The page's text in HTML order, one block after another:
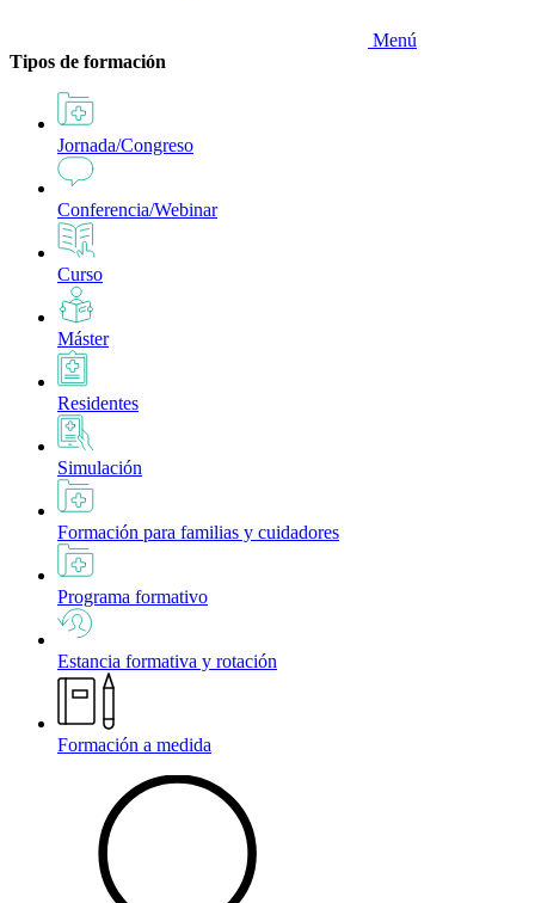
Menú
Tipos de formación
Jornada/Congreso
Conferencia/Webinar
Curso
Máster
Residentes
Simulación
Formación para familias y cuidadores
Programa formativo
Estancia formativa y rotación
Formación a medida